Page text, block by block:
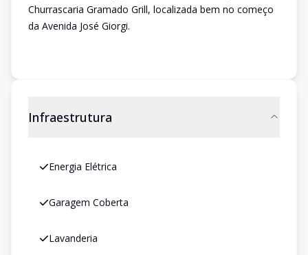
Churrascaria Gramado Grill, localizada bem no começo
da Avenida José Giorgi.
Infraestrutura
Energia Elétrica
Garagem Coberta
Lavanderia